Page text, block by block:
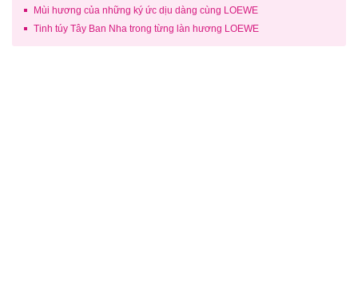
Mùi hương của những ký ức dịu dàng cùng LOEWE
Tinh túy Tây Ban Nha trong từng làn hương LOEWE